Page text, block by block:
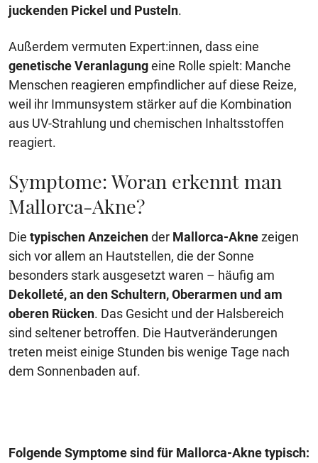
juckenden Pickel und Pusteln.
Außerdem vermuten Expert:innen, dass eine
genetische Veranlagungeine Rolle spielt: Manche
Menschen reagieren empfindlicher auf diese Reize,
weil ihr Immunsystem stärker auf die Kombination
aus UV-Strahlung und chemischen Inhaltsstoffen
reagiert.
Symptome: Woran erkennt man
Mallorca-Akne?
Die typischen Anzeichender Mallorca-Aknezeigen
sich vor allem an Hautstellen, die der Sonne
besonders stark ausgesetzt waren – häufig am
Dekolleté, an den Schultern, Oberarmen und am
oberen Rücken. Das Gesicht und der Halsbereich
sind seltener betroffen. Die Hautveränderungen
treten meist einige Stunden bis wenige Tage nach
dem Sonnenbaden auf.
Folgende Symptome sind für Mallorca-Akne typisch: